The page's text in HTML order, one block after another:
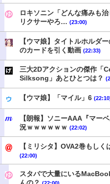
ロキソニン「どんな痛みも
リクサーやろ… (23:00)
【ウマ娘】タイトルホルダ
のカードを引く動画 (22:33)
三大2Dアクションの傑作
Silksong」あとひとつは？
【ウマ娘】「マイル」6
【朗報】ソニーAAA『マー
況ｗｗｗｗｗｗ (22:02)
【ミリシタ】OVA2巻もし
(22:00)
スタバで大量にいる
んの？